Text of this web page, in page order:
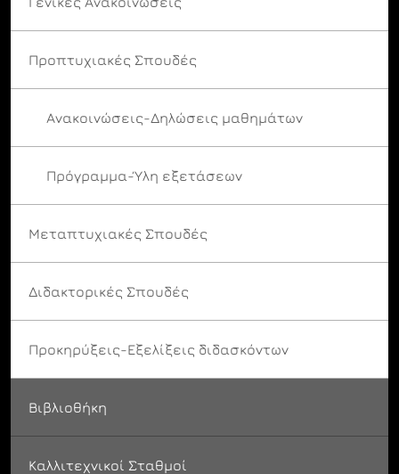
Προπτυχιακές Σπουδές
Ανακοινώσεις-Δηλώσεις μαθημάτων
Πρόγραμμα-Ύλη εξετάσεων
Μεταπτυχιακές Σπουδές
Διδακτορικές Σπουδές
Προκηρύξεις-Εξελίξεις διδασκόντων
Βιβλιοθήκη
Καλλιτεχνικοί Σταθμοί